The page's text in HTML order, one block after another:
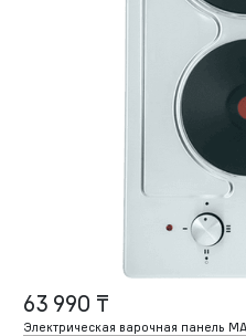
63 990 ₸
Электрическая варочная панель